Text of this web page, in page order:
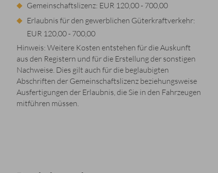
Gemeinschaftslizenz: EUR 120,00 - 700,00
Erlaubnis für den gewerblichen Güterkraftverkehr:
EUR 120,00 - 700,00
Hinweis: Weitere Kosten entstehen für die Auskunft
aus den Registern und für die Erstellung der sonstigen
Nachweise. Dies gilt auch für die beglaubigten
Abschriften der Gemeinschaftslizenz beziehungsweise
Ausfertigungen der Erlaubnis, die Sie in den Fahrzeugen
mitführen müssen.